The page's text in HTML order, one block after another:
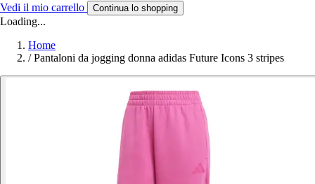
Vedi il mio carrello Continua lo shopping
Loading...
Home
/ Pantaloni da jogging donna adidas Future Icons 3 stripes